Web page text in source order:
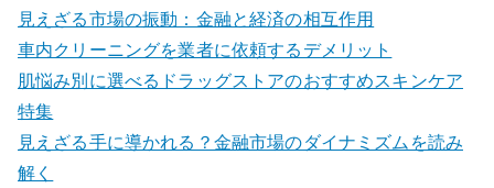
見えざる市場の振動：金融と経済の相互作用
車内クリーニングを業者に依頼するデメリット
肌悩み別に選べるドラッグストアのおすすめスキンケア
特集
見えざる手に導かれる？金融市場のダイナミズムを読み
解く